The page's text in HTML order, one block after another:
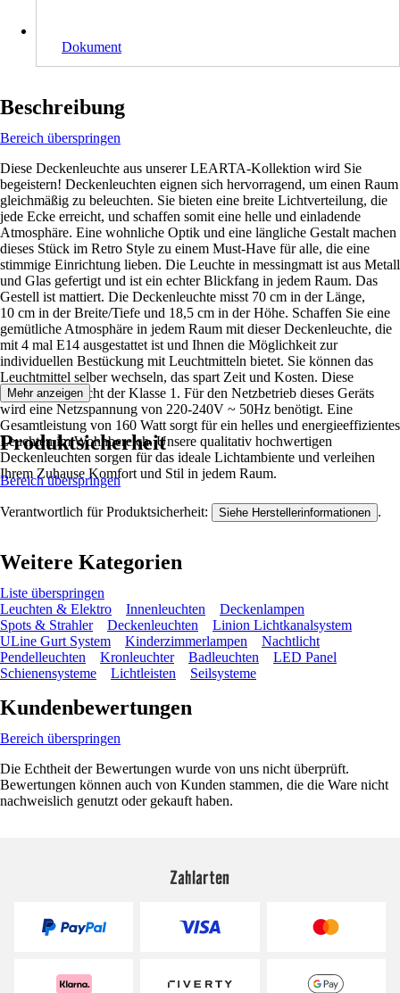
Dokument
Beschreibung
Bereich überspringen
Diese Deckenleuchte aus unserer LEARTA-Kollektion wird Sie
begeistern! Deckenleuchten eignen sich hervorragend, um einen Raum
gleichmäßig zu beleuchten. Sie bieten eine breite Lichtverteilung, die
jede Ecke erreicht, und schaffen somit eine helle und einladende
Atmosphäre. Eine wohnliche Optik und eine längliche Gestalt machen
dieses Stück im Retro Style zu einem Must-Have für alle, die eine
stimmige Einrichtung lieben. Die Leuchte in messingmatt ist aus Metall
und Glas gefertigt und ist ein echter Blickfang in jedem Raum. Das
Gestell ist mattiert. Die Deckenleuchte misst 70 cm in der Länge,
10 cm in der Breite/Tiefe und 18,5 cm in der Höhe. Schaffen Sie eine
gemütliche Atmosphäre in jedem Raum mit dieser Deckenleuchte, die
mit 4 mal E14 ausgestattet ist und Ihnen die Möglichkeit zur
individuellen Bestückung mit Leuchtmitteln bietet. Sie können das
Leuchtmittel selber wechseln, das spart Zeit und Kosten. Diese
Leuchte entspricht der Klasse 1. Für den Netzbetrieb dieses Geräts
wird eine Netzspannung von 220-240V ~ 50Hz benötigt. Eine
Gesamtleistung von 160 Watt sorgt für ein helles und energieeffizientes
Leuchten im Wohnbereich. Unsere qualitativ hochwertigen
Deckenleuchten sorgen für das ideale Lichtambiente und verleihen
Ihrem Zuhause Komfort und Stil in jedem Raum.
Mehr anzeigen
Produktsicherheit
Bereich überspringen
Verantwortlich für Produktsicherheit: Siehe Herstellerinformationen .
Weitere Kategorien
Liste überspringen
Leuchten & Elektro
Innenleuchten
Deckenlampen
Spots & Strahler
Deckenleuchten
Linion Lichtkanalsystem
ULine Gurt System
Kinderzimmerlampen
Nachtlicht
Pendelleuchten
Kronleuchter Badleuchten
LED Panel
Schienensysteme
Lichtleisten Seilsysteme
Kundenbewertungen
Bereich überspringen
Die Echtheit der Bewertungen wurde von uns nicht überprüft.
Bewertungen können auch von Kunden stammen, die die Ware nicht
nachweislich genutzt oder gekauft haben.
Zahlarten